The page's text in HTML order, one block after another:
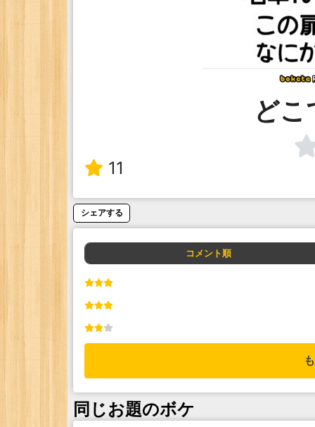
どこ
11
シェアする
コメント順
同じお題のボケ